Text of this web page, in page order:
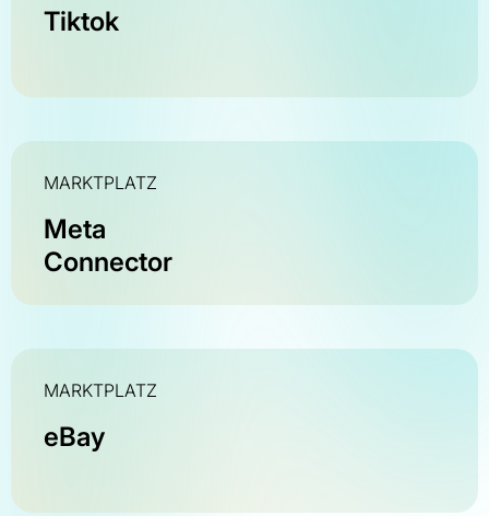
Tiktok
MARKTPLATZ
Meta
Connector
MARKTPLATZ
eBay